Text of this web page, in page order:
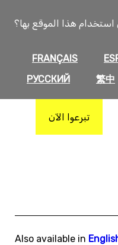
استخدام هذا الموقع بها؟
FRANÇAIS
繁中
РУССКИЙ
تبرعوا الآن
Also available in